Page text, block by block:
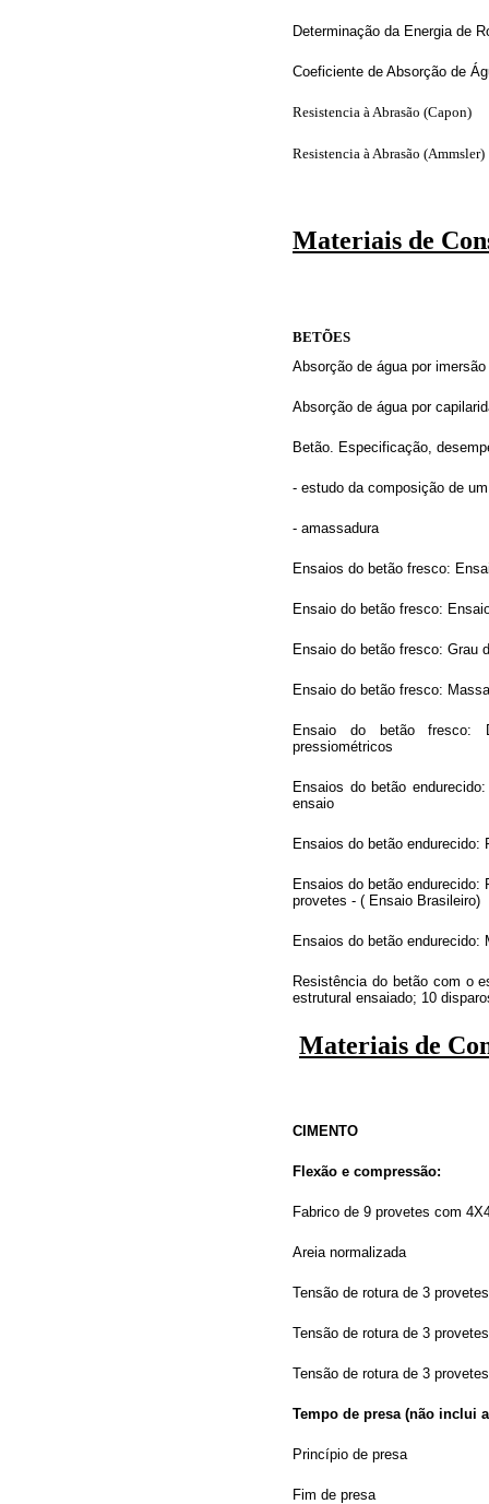
Determinação da Energia de
Coeficiente de Absorção de
Resistencia à Abrasão (Capon)
Resistencia à Abrasão (Ammsler)
Materiais de
BETÕES
Absorção de água por
Absorção de água por
Betão. Especificação,
- estudo da composição de
- amassadura
Ensaios do betão fresco:
Ensaio do betão fresco:
Ensaio do betão fresco: Grau
Ensaio do betão fresco:
Ensaio do betão fresco:
pressiométricos
Ensaios do betão
ensaio
Ensaios do betão
Ensaios do betão
provetes - ( Ensaio Brasileiro)
Ensaios do betão endurecido:
Resistência do betão com o
estrutural ensaiado; 10
Materiais de
CIMENTO
Flexão e compressão:
Fabrico de 9 provetes com
Areia normalizada
Tensão de rotura de 3
Tensão de rotura de 3
Tensão de rotura de 3
Tempo de presa (não inclui
Princípio de presa
Fim de presa